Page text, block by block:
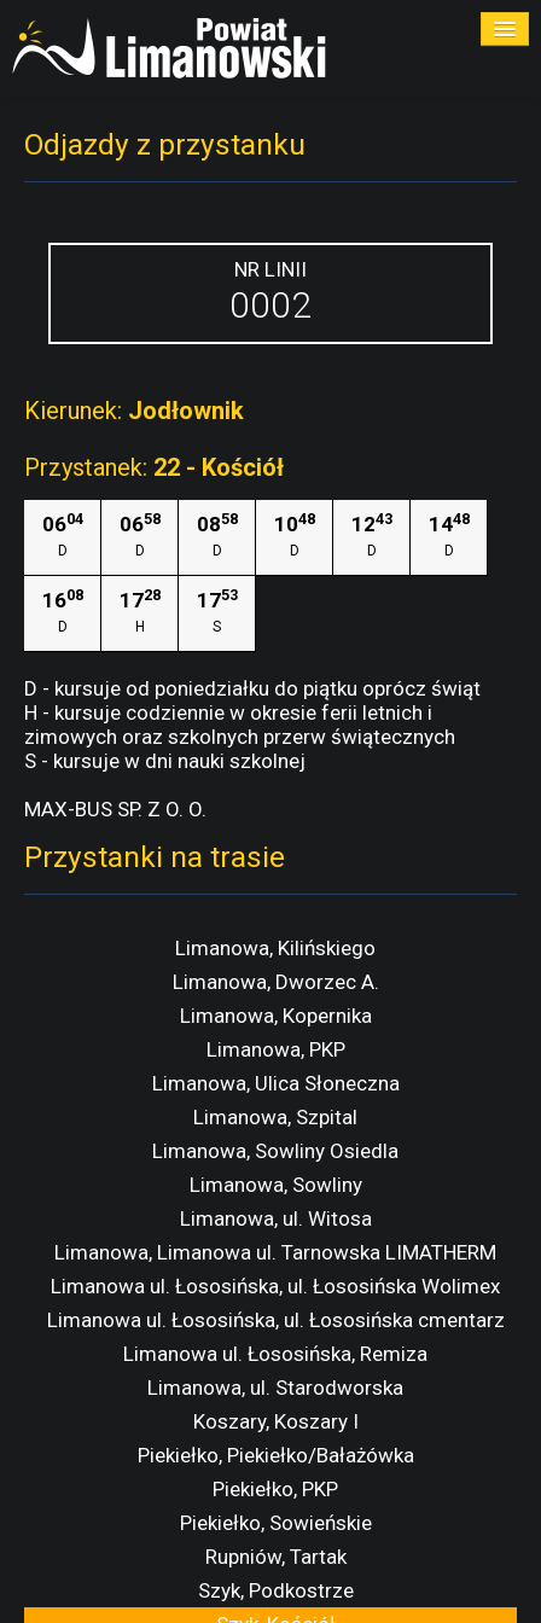
PRZYSTANKI
PRZEWOŹNICY
Odjazdy z przystanku
NR LINII
0002
Kierunek: Jodłownik
Przystanek: 22 - Kościół
0604
D
0658
D
0858
D
1048
D
1243
D
1448
D
1608
D
1728
H
1753
S
D - kursuje od poniedziałku do piątku oprócz świąt
H - kursuje codziennie w okresie ferii letnich i
zimowych oraz szkolnych przerw świątecznych
S - kursuje w dni nauki szkolnej
MAX-BUS SP. Z O. O.
Przystanki na trasie
Limanowa, Kilińskiego
Limanowa, Dworzec A.
Limanowa, Kopernika
Limanowa, PKP
Limanowa, Ulica Słoneczna
Limanowa, Szpital
Limanowa, Sowliny Osiedla
Limanowa, Sowliny
Limanowa, ul. Witosa
Limanowa, Limanowa ul. Tarnowska LIMATHERM
Limanowa ul. Łososińska, ul. Łososińska Wolimex
Limanowa ul. Łososińska, ul. Łososińska cmentarz
Limanowa ul. Łososińska, Remiza
Limanowa, ul. Starodworska
Koszary, Koszary I
Piekiełko, Piekiełko/Bałażówka
Piekiełko, PKP
Piekiełko, Sowieńskie
Rupniów, Tartak
Szyk, Podkostrze